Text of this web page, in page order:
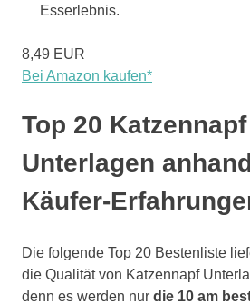
Esserlebnis.
8,49 EUR
Bei Amazon kaufen*
Top 20 Katzennapf
Unterlagen
Käufer-
Die folgende Top 20 Bestenliste
die Qualität von Katzennapf
denn es werden nur die 10 am